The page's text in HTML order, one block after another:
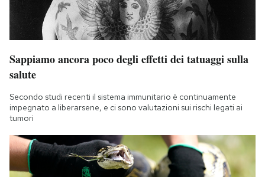
Sappiamo ancora poco degli effetti dei tatuaggi sulla
salute
Secondo studi recenti il sistema immunitario è continuamente
impegnato a liberarsene, e ci sono valutazioni sui rischi legati ai
tumori